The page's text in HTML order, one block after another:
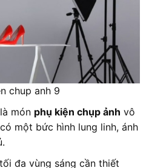
chup anh 9
món phụ kiện chụp ảnh vô
một bức hình lung linh, ánh
đa vùng sáng cần thiết